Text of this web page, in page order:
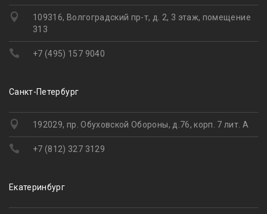
109316, Волгоградский пр-т, д. 2, 3 этаж, помещение
313
+7 (495) 157 9040
Санкт-Петербург
192029, пр. Обуховской Обороны, д.76, корп. 7 лит. А
+7 (812) 327 3129
Екатеринбург